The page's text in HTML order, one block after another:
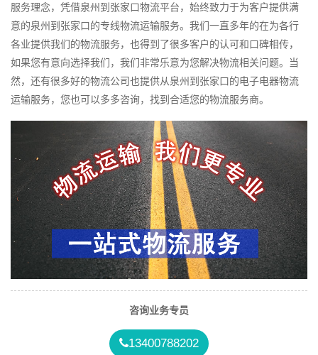
服务理念，凭借泉州到张家口物流平台，始终致力于为客户提供满
意的泉州到张家口的专线物流运输服务。我们一直多年的在为各行
各业提供我们的物流服务，也得到了很多客户的认可和口碑相传，
如果您有意向选择我们，我们非常乐意为您解决物流相关问题。当
然，还有很多好的物流公司也提供从泉州到张家口的电子电器物流
运输服务，您也可以多多咨询，找到合适您的物流服务商。
咨询业务专员
13400788202